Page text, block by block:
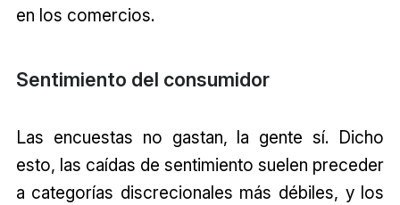
en los comercios.
Sentimiento del consumidor
Las encuestas no gastan, la gente sí. Dicho
esto, las caídas de sentimiento suelen preceder
a categorías discrecionales más débiles, y los